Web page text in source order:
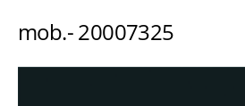
mob.- 20007325